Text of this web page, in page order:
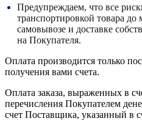
Предупреждаем, что все
транспортировкой товара до
самовывозе и доставке
на Покупателя.
Оплата производится только
получения вами счета.
Оплата заказа, выраженных в
перечисления Покупателем
счет Поставщика, указанный в